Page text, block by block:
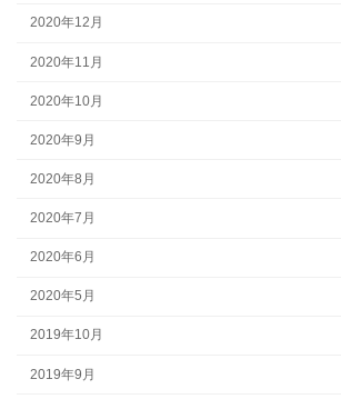
2020年12月
2020年11月
2020年10月
2020年9月
2020年8月
2020年7月
2020年6月
2020年5月
2019年10月
2019年9月